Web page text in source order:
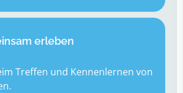
erleben
Treffen und Kennenlernen von